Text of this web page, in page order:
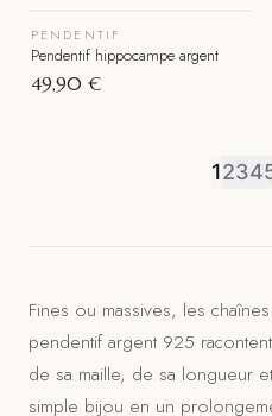
PENDENTIF
Pendentif hippocampe argent
49,90 €
1234
Fines ou massives, les
pendentif argent 925
de sa maille, de sa longueur
simple bijou en un